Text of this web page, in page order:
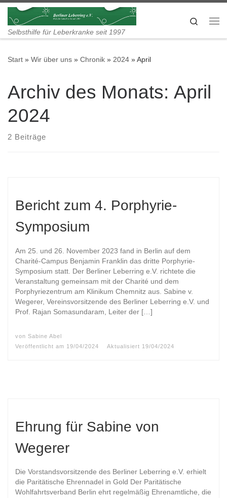
Zum Inhalt springen
Selbsthilfe für Leberkranke seit 1997
Search
Start » Wir über uns » Chronik » 2024 »April
Archiv des Monats: April
2024
2 Beiträge
Bericht zum 4. Porphyrie-
Symposium
Am 25. und 26. November 2023 fand in Berlin auf dem
Charité-Campus Benjamin Franklin das dritte Porphyrie-
Symposium statt. Der Berliner Leberring e.V. richtete die
Veranstaltung gemeinsam mit der Charité und dem
Porphyriezentrum am Klinikum Chemnitz aus. Sabine v.
Wegerer, Vereinsvorsitzende des Berliner Leberring e.V. und
Prof. Rajan Somasundaram, Leiter der […]
von Sabine Abel
Veröffentlicht am 19/04/2024 Aktualisiert 19/04/2024
Ehrung für Sabine von
Wegerer
Die Vorstandsvorsitzende des Berliner Leberring e.V. erhielt
die Paritätische Ehrennadel in Gold Der Paritätische
Wohlfahrtsverband Berlin ehrt regelmäßig Ehrenamtliche, die